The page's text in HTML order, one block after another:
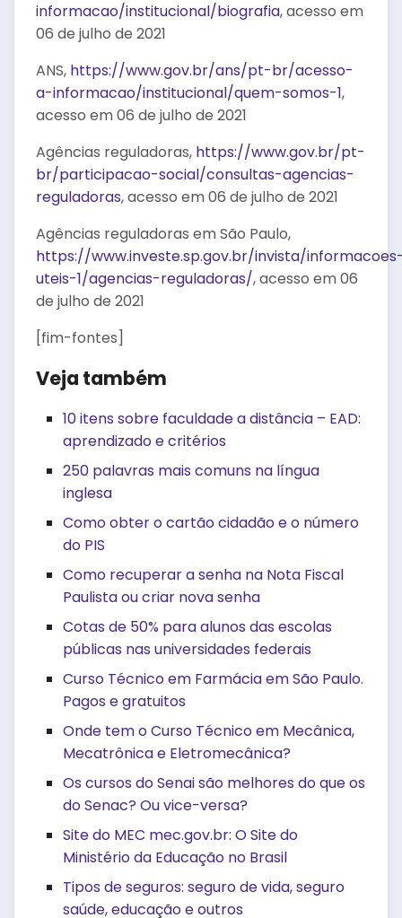
informacao/institucional/biografia, acesso em
06 de julho de 2021
ANS, https://www.gov.br/ans/pt-br/acesso-
a-informacao/institucional/quem-somos-1,
acesso em 06 de julho de 2021
Agências reguladoras, https://www.gov.br/pt-
br/participacao-social/consultas-agencias-
reguladoras, acesso em 06 de julho de 2021
Agências reguladoras em São Paulo,
https://www.investe.sp.gov.br/invista/
uteis-1/agencias-reguladoras/, acesso em 06
de julho de 2021
[fim-fontes]
Veja também
10 itens sobre faculdade a distância – EAD:
aprendizado e critérios
250 palavras mais comuns na língua
inglesa
Como obter o cartão cidadão e o número
do PIS
Como recuperar a senha na Nota Fiscal
Paulista ou criar nova senha
Cotas de 50% para alunos das escolas
públicas nas universidades federais
Curso Técnico em Farmácia em São Paulo.
Pagos e gratuitos
Onde tem o Curso Técnico em Mecânica,
Mecatrônica e Eletromecânica?
Os cursos do Senai são melhores do que os
do Senac? Ou vice-versa?
Site do MEC mec.gov.br: O Site do
Ministério da Educação no Brasil
Tipos de seguros: seguro de vida, seguro
saúde, educação e outros